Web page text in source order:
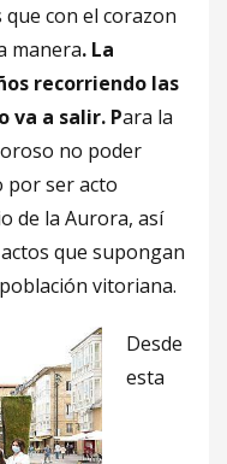
que con el corazon
manera. La
recorriendo las
va a salir. Para la
no poder
por ser acto
de la Aurora, así
que supongan
vitoriana.
Desde
esta